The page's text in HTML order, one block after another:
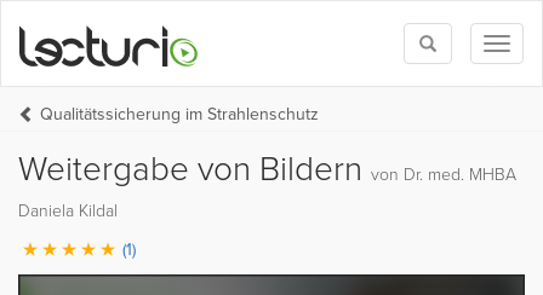
Toggle
search
Qualitätssicherung im Strahlenschutz
Weitergabe von Bildern von Dr. med. MHBA
Daniela Kildal
(1)